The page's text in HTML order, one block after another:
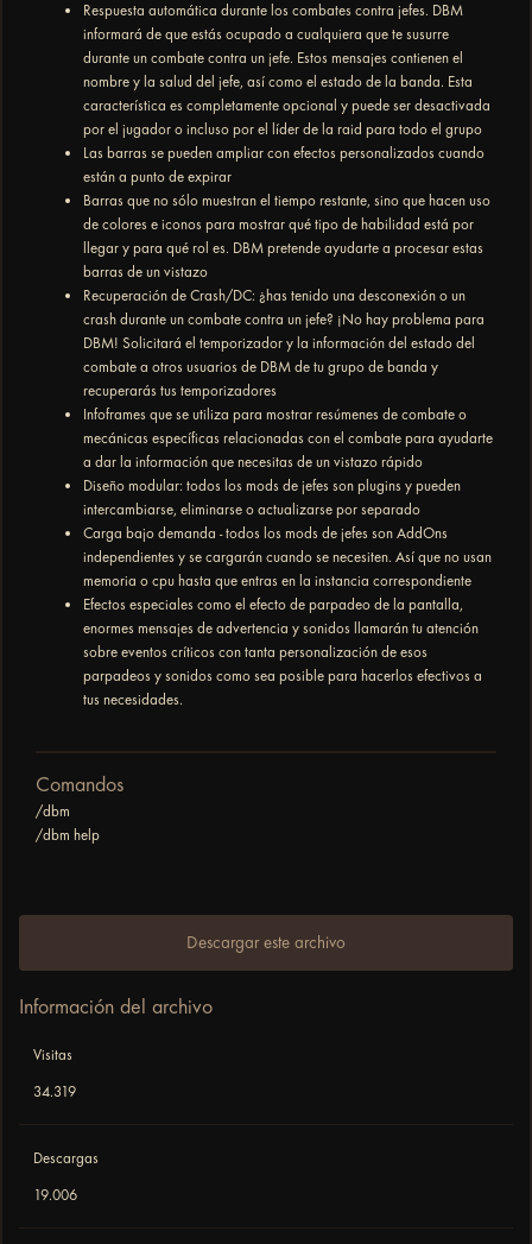
Respuesta automática durante los combates contra jefes. DBM
informará de que estás ocupado a cualquiera que te susurre
durante un combate contra un jefe. Estos mensajes contienen el
nombre y la salud del jefe, así como el estado de la banda. Esta
característica es completamente opcional y puede ser desactivada
por el jugador o incluso por el líder de la raid para todo el grupo
Las barras se pueden ampliar con efectos personalizados cuando
están a punto de expirar
Barras que no sólo muestran el tiempo restante, sino que hacen uso
de colores e iconos para mostrar qué tipo de habilidad está por
llegar y para qué rol es. DBM pretende ayudarte a procesar estas
barras de un vistazo
Recuperación de Crash/DC: ¿has tenido una desconexión o un
crash durante un combate contra un jefe? ¡No hay problema para
DBM! Solicitará el temporizador y la información del estado del
combate a otros usuarios de DBM de tu grupo de banda y
recuperarás tus temporizadores
Infoframes que se utiliza para mostrar resúmenes de combate o
mecánicas específicas relacionadas con el combate para ayudarte
a dar la información que necesitas de un vistazo rápido
Diseño modular: todos los mods de jefes son plugins y pueden
intercambiarse, eliminarse o actualizarse por separado
Carga bajo demanda - todos los mods de jefes son AddOns
independientes y se cargarán cuando se necesiten. Así que no usan
memoria o cpu hasta que entras en la instancia correspondiente
Efectos especiales como el efecto de parpadeo de la pantalla,
enormes mensajes de advertencia y sonidos llamarán tu atención
sobre eventos críticos con tanta personalización de esos
parpadeos y sonidos como sea posible para hacerlos efectivos a
tus necesidades.
Comandos
/dbm
/dbm help
Descargar este archivo
Información del archivo
Visitas
34.319
Descargas
19.006